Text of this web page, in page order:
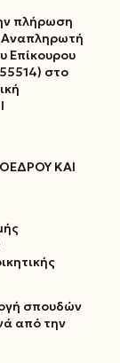
πλήρωση
Αναπληρωτή
Επίκουρου
στο
ΚΑΙ
σπουδών
από την